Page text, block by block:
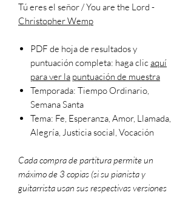
Tú eres el señor / You are the Lord -
Christopher Wemp
PDF de hoja de resultados y
puntuación completa: haga clicaquí
para ver la puntuación de muestra
Temporada: Tiempo Ordinario,
Semana Santa
Tema: Fe, Esperanza, Amor, Llamada,
Alegría, Justicia social, Vocación
Cada compra de partitura permite un
máximo de 3 copias (si su pianista y
guitarrista usan sus respectivas versiones